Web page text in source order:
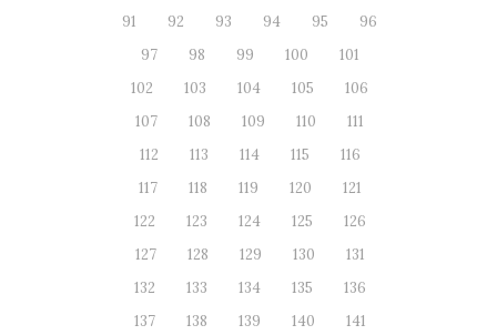
91
92 93 94 95
96
97
98 99 100
101
102
103 104 105
106
107
108 109 110
111
112
113 114 115
116
117
118 119 120
121
122
123 124 125
126
127
128 129 130
131
132
133 134 135
136
137
138 139 140
141